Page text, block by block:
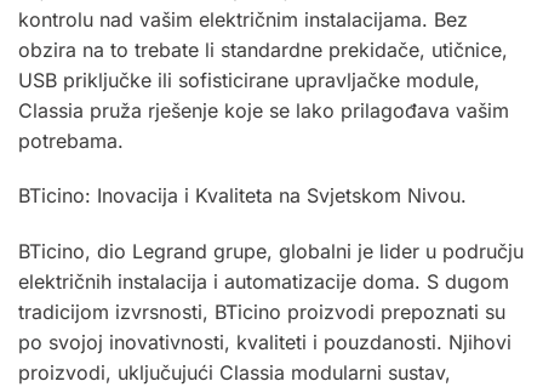
kontrolu nad vašim električnim instalacijama. Bez
obzira na to trebate li standardne prekidače, utičnice,
USB priključke ili sofisticirane upravljačke module,
Classia pruža rješenje koje se lako prilagođava vašim
potrebama.
BTicino: Inovacija i Kvaliteta na Svjetskom Nivou.
BTicino, dio Legrand grupe, globalni je lider u području
električnih instalacija i automatizacije doma. S dugom
tradicijom izvrsnosti, BTicino proizvodi prepoznati su
po svojoj inovativnosti, kvaliteti i pouzdanosti. Njihovi
proizvodi, uključujući Classia modularni sustav,